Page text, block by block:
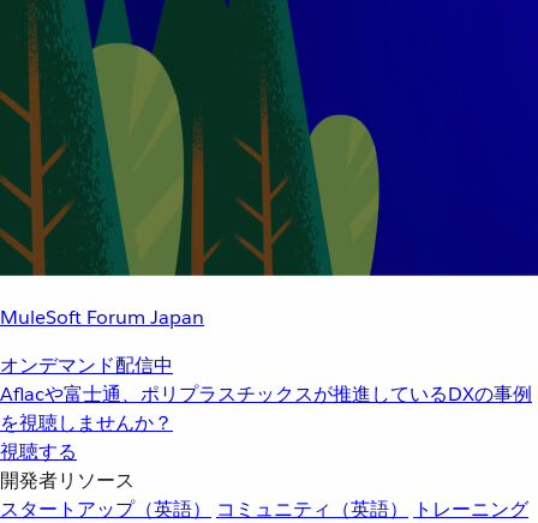
MuleSoft Forum Japan
オンデマンド配信中
Aflacや富士通、ポリプラスチックスが推進しているDXの事例
を視聴しませんか？
視聴する
開発者リソース
スタートアップ（英語）
コミュニティ（英語）
トレーニング